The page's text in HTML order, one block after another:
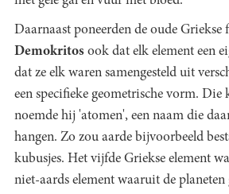
Daarnaast poneerden de oude Griekse
Demokritos ook dat elk element een
dat ze elk waren samengesteld uit
een specifieke geometrische vorm. Die
noemde hij 'atomen', een naam die
hangen. Zo zou aarde bijvoorbeeld
kubusjes. Het vijfde Griekse element
niet-aards element waaruit de planeten